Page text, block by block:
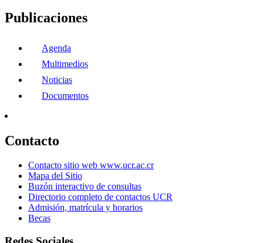
Publicaciones
Agenda
Multimedios
Noticias
Documentos
Contacto
Contacto sitio web www.ucr.ac.cr
Mapa del Sitio
Buzón interactivo de consultas
Directorio completo de contactos UCR
Admisión, matrícula y horarios
Becas